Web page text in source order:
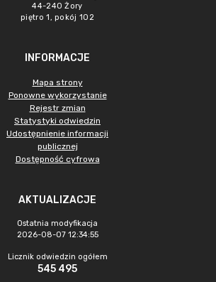
44-240 Żory
piętro 1, pokój 102
INFORMACJE
Mapa strony
Ponowne wykorzystanie
Rejestr zmian
Statystyki odwiedzin
Udostępnienie informacji
publicznej
Dostępność cyfrowa
AKTUALIZACJE
Ostatnia modyfikacja
2026-08-07 12:34:55
Licznik odwiedzin ogółem
545 495